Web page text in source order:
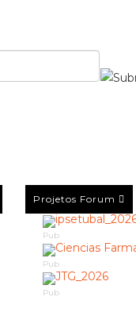
Projetos Forum
Pub
Pub
Pub